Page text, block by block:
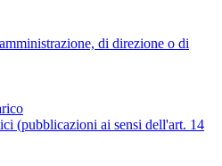
di direzione o di
(pubblicazioni ai sensi dell'art. 14